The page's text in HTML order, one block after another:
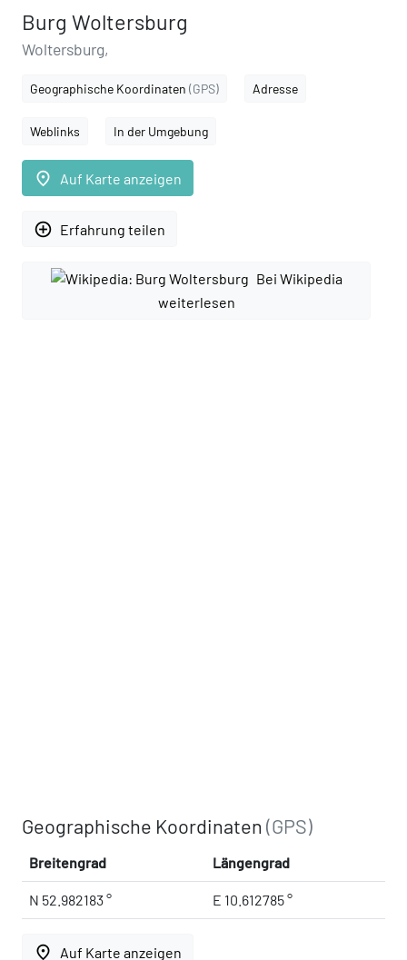
Burg Woltersburg
Woltersburg,
Geographische Koordinaten (GPS) Adresse
Weblinks In der Umgebung
place Auf Karte anzeigen
add_circle_outline Erfahrung teilen
Bei Wikipedia
weiterlesen
Geographische Koordinaten(GPS)
Breitengrad Längengrad
N 52.982183 ° E 10.612785 °
place Auf Karte anzeigen